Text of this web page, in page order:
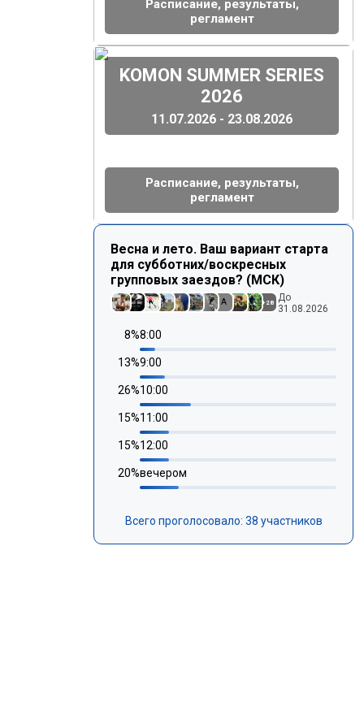
Расписание, результаты,
регламент
(
KOMON SUMMER SERIES
2026
11.07.2026 - 23.08.2026
Расписание, результаты,
регламент
)
Весна и лето. Ваш вариант старта
для субботних/воскресных
групповых заездов? (МСК)
A +28
До
31.08.2026
8%8:00
13%9:00
26%10:00
15%11:00
15%12:00
20%вечером
Всего проголосовало: 38 участников